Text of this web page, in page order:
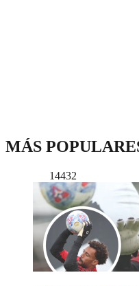
MÁS
14432